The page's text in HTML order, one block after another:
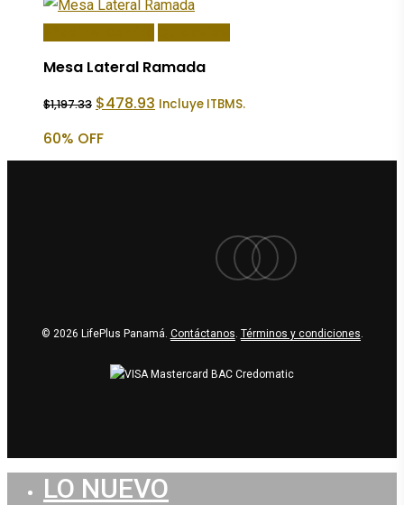
Mesa Lateral Ramada
$1,197.33 El
precio
era:
$478.93 El
precio
Incluye ITBMS.
60% OFF
facebook
youtube
instagram
© 2026 LifePlus Panamá. Contáctanos Términos y condiciones
LO NUEVO